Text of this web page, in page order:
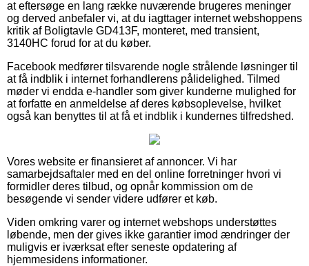
at eftersøge en lang række nuværende brugeres meninger
og derved anbefaler vi, at du iagttager internet webshoppens
kritik af Boligtavle GD413F, monteret, med transient,
3140HC forud for at du køber.
Facebook medfører tilsvarende nogle strålende løsninger til
at få indblik i internet forhandlerens pålidelighed. Tilmed
møder vi endda e-handler som giver kunderne mulighed for
at forfatte en anmeldelse af deres købsoplevelse, hvilket
også kan benyttes til at få et indblik i kundernes tilfredshed.
Vores website er finansieret af annoncer. Vi har
samarbejdsaftaler med en del online forretninger hvori vi
formidler deres tilbud, og opnår kommission om de
besøgende vi sender videre udfører et køb.
Viden omkring varer og internet webshops understøttes
løbende, men der gives ikke garantier imod ændringer der
muligvis er iværksat efter seneste opdatering af
hjemmesidens informationer.